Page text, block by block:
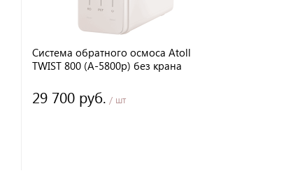
Система обратного осмоса Atoll
TWIST 800 (A-5800p) без крана
29 700 руб. / шт